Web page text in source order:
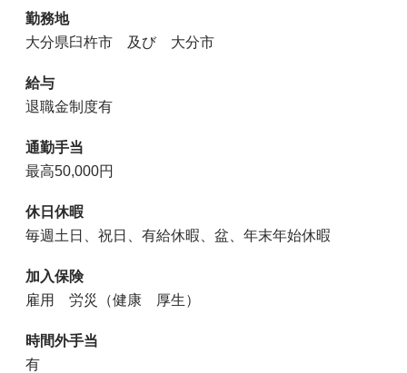
勤務地
大分県臼杵市 及び 大分市
給与
退職金制度有
通勤手当
最高50,000円
休日休暇
毎週土日、祝日、有給休暇、盆、年末年始休暇
加入保険
雇用 労災（健康 厚生）
時間外手当
有